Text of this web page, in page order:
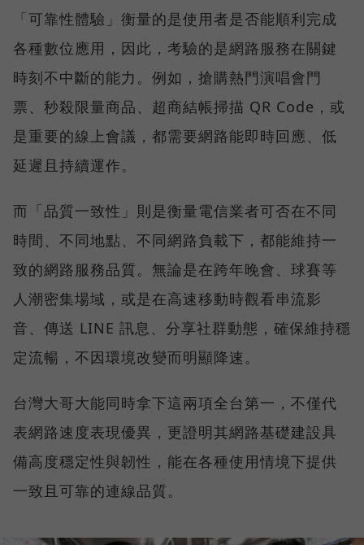
「可靠性體驗」衡量的是使用者是否能順利完成
各種數位應用，因此，考驗的是網路服務在關鍵
時刻不中斷的能力。例如，搶購熱門演唱會門
票、秒殺限量商品、超商結帳掃描 QR Code，或
是重要的線上會議，都需要網路能即時回應、低
延遲且持續運作。
而「品質一致性」則是衡量電信業者可否在不同
時間、不同地點、不同網路負載下，都能維持一
致的網路服務品質。無論是在跨年晚會、球賽等
人潮密集場域，或是在高速移動時觀看串流影
音、傳送 LINE 訊息、分享社群動態，確保維持穩
定流暢，不因環境改變而明顯降速。
台灣大哥大能同時拿下這兩項全台第一，不僅代
表網路速度表現優異，更證明其網路基礎建設具
備高度穩定性與韌性，能在各種使用情境下提供
一致且可靠的連線品質。